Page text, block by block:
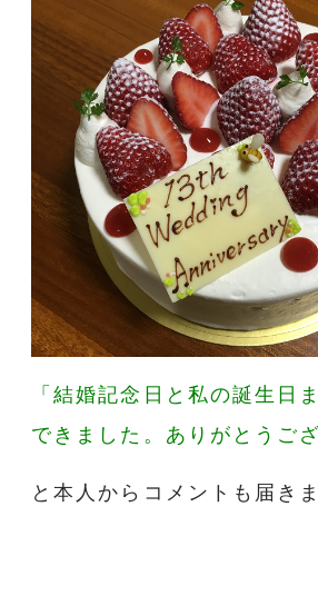
「結婚記念日と私の誕生日
できました。ありがとうご
と本人からコメントも届きま